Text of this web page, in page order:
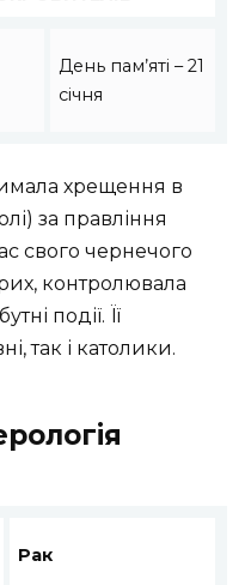
День пам’яті – 21
січня
хрещення в
за правління
свого чернечого
контролювала
події. Її
так і католики.
Рак